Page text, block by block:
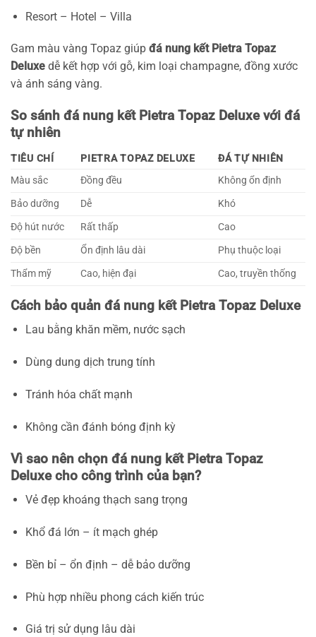
Resort – Hotel – Villa
Gam màu vàng Topaz giúp đá nung kết Pietra Topaz
Deluxe dễ kết hợp với gỗ, kim loại champagne, đồng xước
và ánh sáng vàng.
So sánh đá nung kết Pietra Topaz Deluxe với đá
tự nhiên
TIÊU CHÍ PIETRA TOPAZ DELUXE
ĐÁ TỰ NHIÊN
Màu sắc
Đồng đều
Không ổn định
Bảo dưỡng
Dễ
Khó
Độ hút nước
Rất thấp
Cao
Độ bền
Ổn định lâu dài
Phụ thuộc loại
Thẩm mỹ
Cao, hiện đại Cao, truyền thống
Cách bảo quản đá nung kết Pietra Topaz Deluxe
Lau bằng khăn mềm, nước sạch
Dùng dung dịch trung tính
Tránh hóa chất mạnh
Không cần đánh bóng định kỳ
Vì sao nên chọn đá nung kết Pietra Topaz
Deluxe cho công trình của bạn?
Vẻ đẹp khoáng thạch sang trọng
Khổ đá lớn – ít mạch ghép
Bền bỉ – ổn định – dễ bảo dưỡng
Phù hợp nhiều phong cách kiến trúc
Giá trị sử dụng lâu dài